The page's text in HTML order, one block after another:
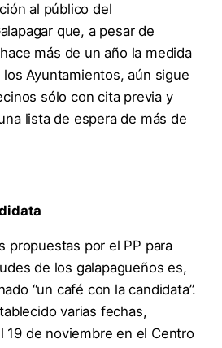
al público del
que, a pesar de
más de un año la medida
los Ayuntamientos, aún sigue
sólo con cita previa y
lista de espera de más de
propuestas por el PP para
de los galapagueños es,
“un café con la candidata”.
varias fechas,
19 de noviembre en el Centro